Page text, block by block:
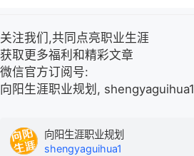
关注我们,共同点亮职业生涯
获取更多福利和精彩文章
微信官方订阅号:
向阳生涯职业规划, shengyaguihua1
向阳生涯职业规划
shengyaguihua1